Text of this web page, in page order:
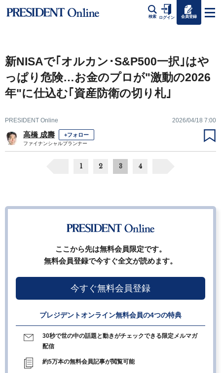
検索 ログイン 会員登録
新NISAで｢オルカン･S&P500一択｣はや
っぱり危険…お金のプロが"激動の2026
年"に仕込む｢資産防衛の切り札｣
PRESIDENT Online 2026/04/18 7:00
高橋 成壽 +フォロー
ファイナンシャルプランナー
1 2 3 4
ここから先は無料会員限定です。
無料会員登録で今すぐ全文が読めます。
今すぐ無料会員登録
プレジデントオンライン無料会員の4つの特典
30秒で世の中の話題と動きがチェックできる限定メルマガ
配信
約5万本の無料会員記事が閲覧可能